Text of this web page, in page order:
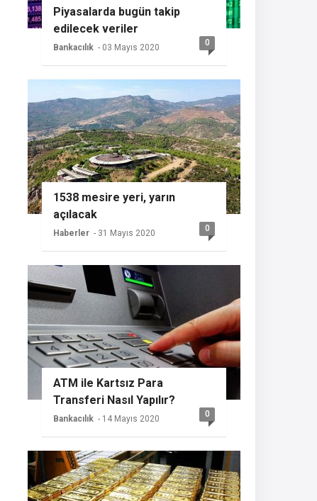
Piyasalarda bugün takip
edilecek veriler
Bankacılık - 03 Mayıs 2020 0
1538 mesire yeri, yarın
açılacak
Haberler - 31 Mayıs 2020 0
ATM ile Kartsız Para
Transferi Nasıl Yapılır?
Bankacılık - 14 Mayıs 2020 0